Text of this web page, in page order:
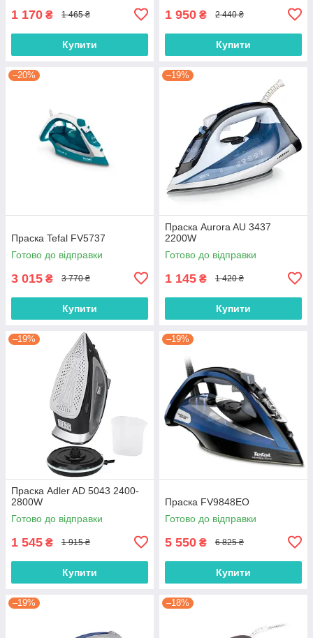
1 170 ₴ 1 465 ₴
Купити
1 950 ₴ 2 440 ₴
Купити
–20%
Праска Tefal FV5737
Готово до відправки
3 015 ₴ 3 770 ₴
Купити
–19%
Праска Aurora AU 3437
2200W
Готово до відправки
1 145 ₴ 1 420 ₴
Купити
–19%
Праска Adler AD 5043 2400-
2800W
Готово до відправки
1 545 ₴ 1 915 ₴
Купити
–19%
Праска FV9848EO
Готово до відправки
5 550 ₴ 6 825 ₴
Купити
–19% –18%